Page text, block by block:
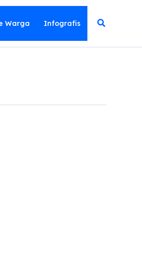
Warga Infografis Cari